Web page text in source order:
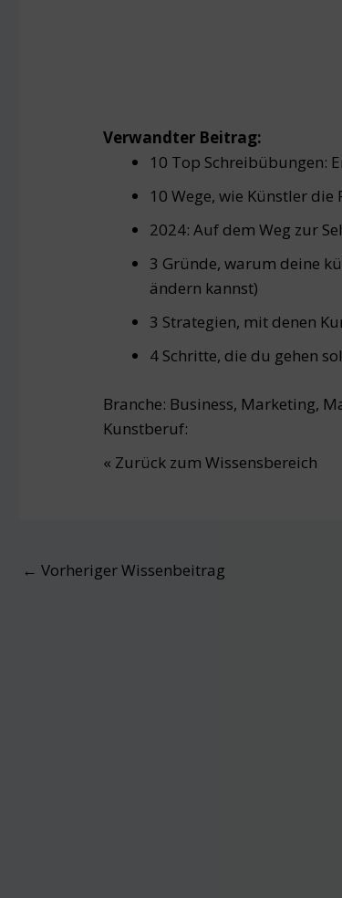
Verwandter Beitrag:
10 Top Schreibübungen:
10 Wege, wie Künstler
2024: Auf dem Weg zur
3 Gründe, warum deine
ändern kannst)
3 Strategien, mit denen
4 Schritte, die du gehen
Branche: Business, Marketing,
Kunstberuf:
« Zurück zum Wissensbereich
Post
← Vorheriger Wissenbeitrag